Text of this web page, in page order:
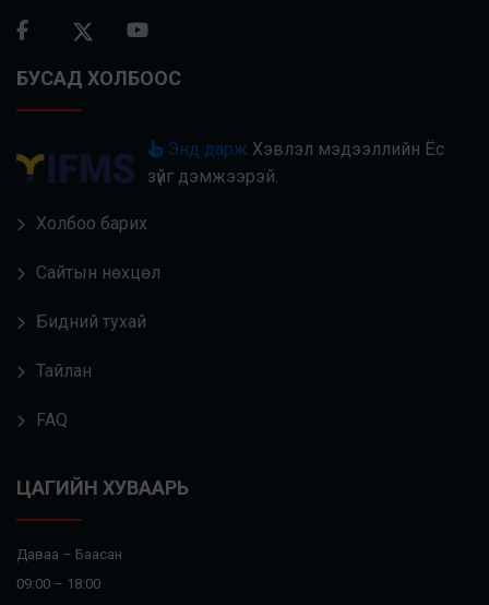
БУСАД ХОЛБООС
Энд дарж Хэвлэл мэдээллийн Ёс
зүйг дэмжээрэй.
Холбоо барих
Сайтын нөхцөл
Бидний тухай
Тайлан
FAQ
ЦАГИЙН ХУВААРЬ
Даваа – Баасан
09:00 – 18:00